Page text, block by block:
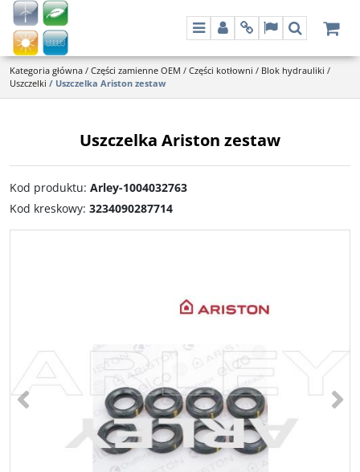
MenuPanelInfoLangSzukaj
Kategoria główna / Części zamienne OEM / Części kotłowni / Blok hydrauliki /
Uszczelki / Uszczelka Ariston zestaw
Uszczelka Ariston zestaw
Kod produktu: Arley-1004032763
Kod kreskowy: 3234090287714
<